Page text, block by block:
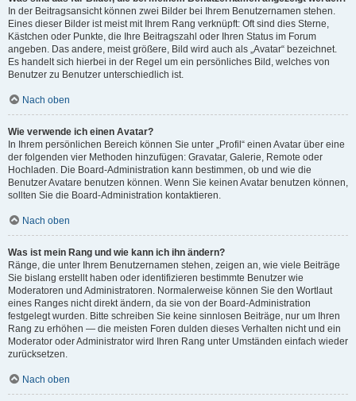
In der Beitragsansicht können zwei Bilder bei Ihrem Benutzernamen stehen.
Eines dieser Bilder ist meist mit Ihrem Rang verknüpft: Oft sind dies Sterne,
Kästchen oder Punkte, die Ihre Beitragszahl oder Ihren Status im Forum
angeben. Das andere, meist größere, Bild wird auch als „Avatar“ bezeichnet.
Es handelt sich hierbei in der Regel um ein persönliches Bild, welches von
Benutzer zu Benutzer unterschiedlich ist.
Nach oben
Wie verwende ich einen Avatar?
In Ihrem persönlichen Bereich können Sie unter „Profil“ einen Avatar über eine
der folgenden vier Methoden hinzufügen: Gravatar, Galerie, Remote oder
Hochladen. Die Board-Administration kann bestimmen, ob und wie die
Benutzer Avatare benutzen können. Wenn Sie keinen Avatar benutzen können,
sollten Sie die Board-Administration kontaktieren.
Nach oben
Was ist mein Rang und wie kann ich ihn ändern?
Ränge, die unter Ihrem Benutzernamen stehen, zeigen an, wie viele Beiträge
Sie bislang erstellt haben oder identifizieren bestimmte Benutzer wie
Moderatoren und Administratoren. Normalerweise können Sie den Wortlaut
eines Ranges nicht direkt ändern, da sie von der Board-Administration
festgelegt wurden. Bitte schreiben Sie keine sinnlosen Beiträge, nur um Ihren
Rang zu erhöhen — die meisten Foren dulden dieses Verhalten nicht und ein
Moderator oder Administrator wird Ihren Rang unter Umständen einfach wieder
zurücksetzen.
Nach oben